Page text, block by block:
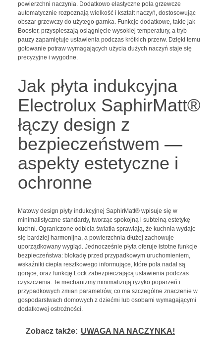
powierzchni naczynia. Dodatkowo elastyczne pola grzewcze
automatycznie rozpoznają wielkość i kształt naczyń, dostosowując
obszar grzewczy do użytego garnka. Funkcje dodatkowe, takie jak
Booster, przyspieszają osiągnięcie wysokiej temperatury, a tryb
pauzy zapamiętuje ustawienia podczas krótkich przerw. Dzięki temu
gotowanie potraw wymagających użycia dużych naczyń staje się
precyzyjne i wygodne.
Jak płyta indukcyjna
Electrolux SaphirMatt®
łączy design z
bezpieczeństwem —
aspekty estetyczne i
ochronne
Matowy design płyty indukcyjnej SaphirMatt® wpisuje się w
minimalistyczne standardy, tworząc spokojną i subtelną estetykę
kuchni. Ograniczone odbicia światła sprawiają, że kuchnia wydaje
się bardziej harmonijna, a powierzchnia dłużej zachowuje
uporządkowany wygląd. Jednocześnie płyta oferuje istotne funkcje
bezpieczeństwa: blokadę przed przypadkowym uruchomieniem,
wskaźniki ciepła resztkowego informujące, które pola nadal są
gorące, oraz funkcję Lock zabezpieczającą ustawienia podczas
czyszczenia. Te mechanizmy minimalizują ryzyko poparzeń i
przypadkowych zmian parametrów, co ma szczególne znaczenie w
gospodarstwach domowych z dziećmi lub osobami wymagającymi
dodatkowej ostrożności.
Zobacz także: UWAGA NA NACZYNKA!